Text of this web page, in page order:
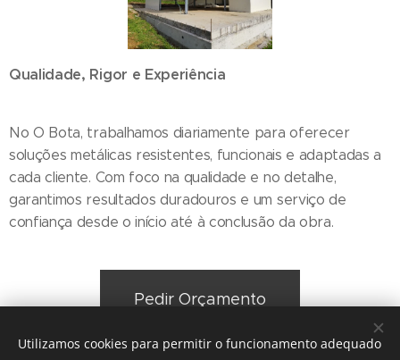
Qualidade, Rigor e Experiência
No O Bota, trabalhamos diariamente para oferecer
soluções metálicas resistentes, funcionais e adaptadas a
cada cliente. Com foco na qualidade e no detalhe,
garantimos resultados duradouros e um serviço de
confiança desde o início até à conclusão da obra.
Pedir Orçamento
Utilizamos cookies para permitir o funcionamento adequado